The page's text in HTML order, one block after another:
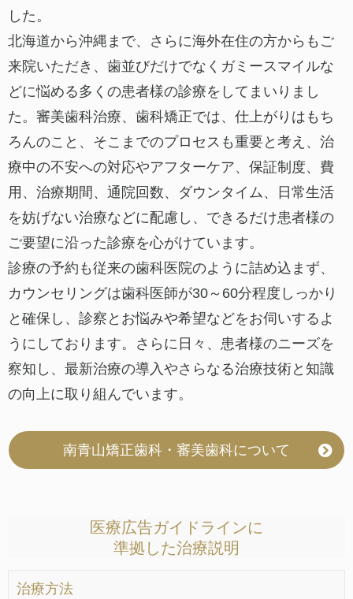
した。
北海道から沖縄まで、さらに海外在住の方からもご
来院いただき、歯並びだけでなくガミースマイルな
どに悩める多くの患者様の診療をしてまいりまし
た。審美歯科治療、歯科矯正では、仕上がりはもち
ろんのこと、そこまでのプロセスも重要と考え、治
療中の不安への対応やアフターケア、保証制度、費
用、治療期間、通院回数、ダウンタイム、日常生活
を妨げない治療などに配慮し、できるだけ患者様の
ご要望に沿った診療を心がけています。
診療の予約も従来の歯科医院のように詰め込まず、
カウンセリングは歯科医師が30～60分程度しっかり
と確保し、診察とお悩みや希望などをお伺いするよ
うにしております。さらに日々、患者様のニーズを
察知し、最新治療の導入やさらなる治療技術と知識
の向上に取り組んでいます。
南青山矯正歯科・審美歯科について
医療広告ガイドラインに
準拠した治療説明
治療方法